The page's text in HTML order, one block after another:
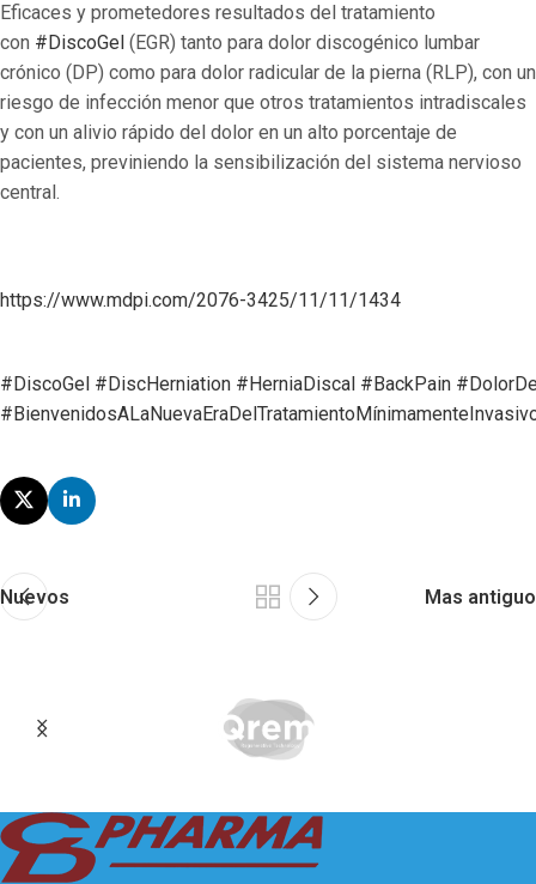
Eficaces y prometedores resultados del tratamiento
con #DiscoGel (EGR) tanto para dolor discogénico lumbar
crónico (DP) como para dolor radicular de la pierna (RLP), con un
riesgo de infección menor que otros tratamientos intradiscales
y con un alivio rápido del dolor en un alto porcentaje de
pacientes, previniendo la sensibilización del sistema nervioso
central.
https://www.mdpi.com/2076-3425/11/11/1434
#DiscoGel #DiscHerniation #HerniaDiscal #BackPain
Nuevos Mas antiguo